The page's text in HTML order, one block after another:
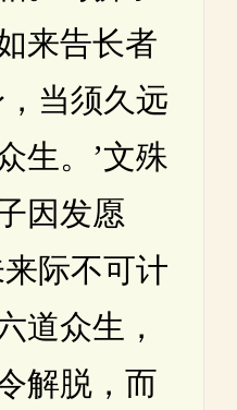
来告长者
当须久远
生。’文殊
因发愿
际不可计
道众生，
解脱，而